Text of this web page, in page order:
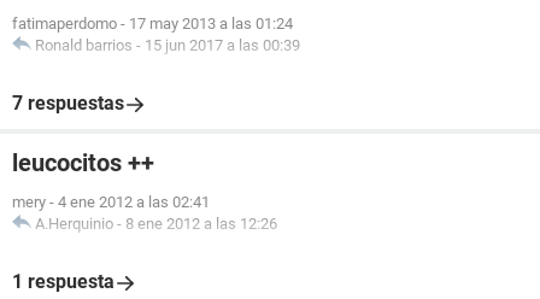
fatimaperdomo - 17 may 2013 a las 01:24
Ronald barrios - 15 jun 2017 a las 00:39
7 respuestas
leucocitos ++
mery - 4 ene 2012 a las 02:41
A.Herquinio - 8 ene 2012 a las 12:26
1 respuesta